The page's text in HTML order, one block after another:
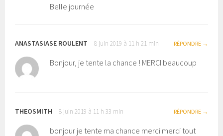
Belle journée
ANASTASIASE ROULENT 8 juin 2019 à 11 h 21 min RÉPONDRE
Bonjour, je tente la chance ! MERCI beaucoup
THEOSMITH 8 juin 2019 à 11 h 33 min RÉPONDRE
bonjour je tente ma chance merci merci tout